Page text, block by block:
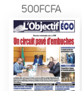
500FCFA